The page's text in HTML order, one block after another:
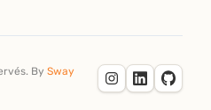
By Sway